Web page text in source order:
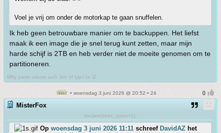
Voel je vrij om onder de motorkap te gaan snuffelen.
Ik heb geen betrouwbare manier om te backuppen. Het liefst
maak ik een image die je snel terug kunt zetten, maar mijn
harde schijf is 2TB en heb verder niet de moeite genomen om te
partitioneren.
MNy paws caiuse aaS ;lotr of typo'zx 🦊
• woensdag 3 juni 2026 @ 20:52 • 24
MisterFox
declare(strict_types=1);
Op woensdag 3 juni 2026 11:11 schreef DavidAZ het